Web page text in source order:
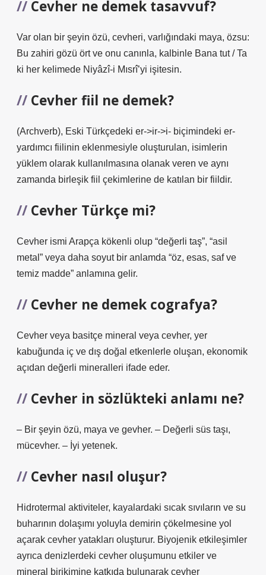
Cevher ne demek tasavvuf?
Var olan bir şeyin özü, cevheri, varlığındaki maya, özsu:
Bu zahiri gözü ört ve onu canınla, kalbinle Bana tut / Ta
ki her kelimede Niyâzî-i Mısrî’yi işitesin.
Cevher fiil ne demek?
(Archverb), Eski Türkçedeki er->ir->i- biçimindeki er-
yardımcı fiilinin eklenmesiyle oluşturulan, isimlerin
yüklem olarak kullanılmasına olanak veren ve aynı
zamanda birleşik fiil çekimlerine de katılan bir fiildir.
Cevher Türkçe mi?
Cevher ismi Arapça kökenli olup “değerli taş”, “asil
metal” veya daha soyut bir anlamda “öz, esas, saf ve
temiz madde” anlamına gelir.
Cevher ne demek cografya?
Cevher veya basitçe mineral veya cevher, yer
kabuğunda iç ve dış doğal etkenlerle oluşan, ekonomik
açıdan değerli mineralleri ifade eder.
Cevher in sözlükteki anlamı ne?
– Bir şeyin özü, maya ve gevher. – Değerli süs taşı,
mücevher. – İyi yetenek.
Cevher nasıl oluşur?
Hidrotermal aktiviteler, kayalardaki sıcak sıvıların ve su
buharının dolaşımı yoluyla demirin çökelmesine yol
açarak cevher yatakları oluşturur. Biyojenik etkileşimler
ayrıca denizlerdeki cevher oluşumunu etkiler ve
mineral birikimine katkıda bulunarak cevher